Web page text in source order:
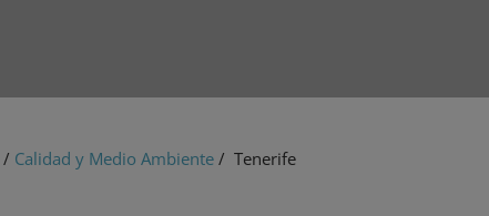
/ Calidad y Medio Ambiente / Tenerife